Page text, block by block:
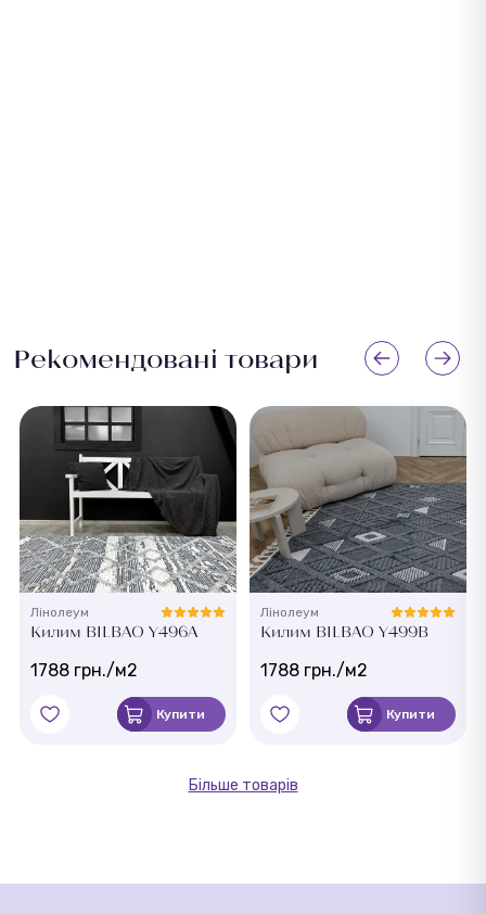
Рекомендовані товари
Лінолеум
Килим BILBAO Y496A
1788 грн./м2
Купити
Лінолеум
Килим BILBAO Y499B
1788 грн./м2
Купити
Більше товарів